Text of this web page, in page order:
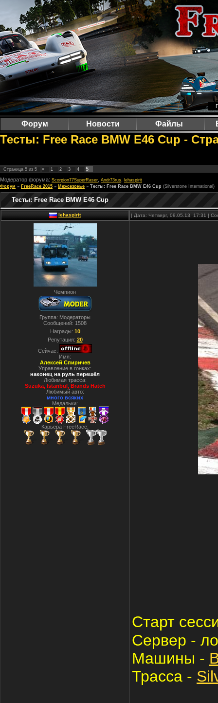
Форум Новости Файлы
Тесты: Free Race BMW E46 Cup -
Страница 5 из 5 « 1 2 3 4
5
Модератор форума: Scorpion77SuperRaser Andr73rus
lehaspirit
Форум » FreeRace 2015 » Межсезонье » Тесты: Free Race BMW E46 Cup (Silverstone International)
Тесты: Free Race BMW E46 Cup
lehaspirit | Дата: Четверг, 09.05.13, 17:31 |
Чемпион
Группа: Модераторы
Сообщений: 1508
Награды: 10
Репутация: 20
Сейчас:
Имя:
Алексей Спиричев
Управление в гонках:
наконец на руль перешёл
Любимая трасса:
Suzuka, Istanbul, Вrands Hatch
Любимый авто:
много всяких
Медальки:
Карьера FreeRace:
Cтарт
Cервер -
Машины -
Трасса -